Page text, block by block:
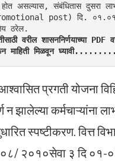
असल्यास, संबंधितास दुसरा
post) दि.
ठरेल.
वरील शासननिर्णयाच्या
माहिती मिळवून
प्रगती योजना
न झालेल्या कर्मचाऱ्यांना
स्पष्टीकरण. वित्त
२०१०सेवा ३ दि ०१-